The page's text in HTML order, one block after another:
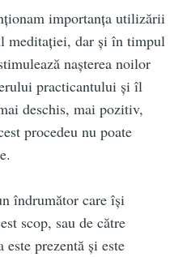
importanța utilizării
meditației, dar și în timpul
nașterea noilor
practicantului și îl
deschis, mai pozitiv,
procedeu nu poate
îndrumător care își
scop, sau de către
prezentă și este